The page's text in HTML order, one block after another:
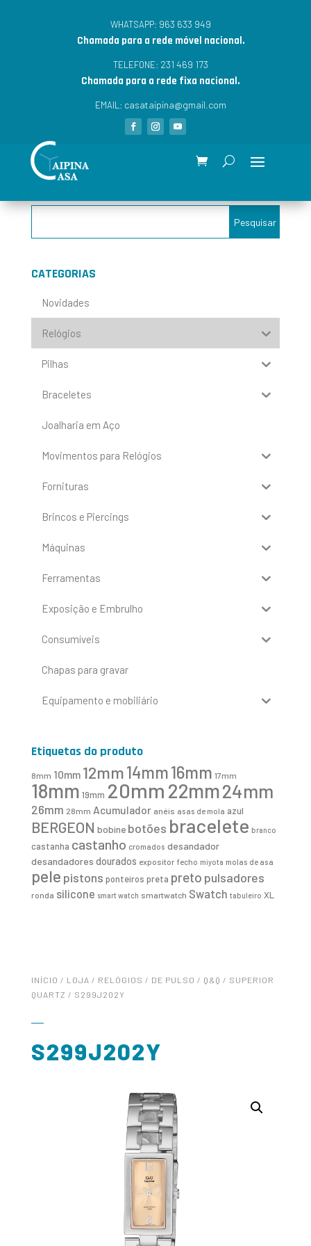
WHATSAPP: 963 633 949
Chamada para a rede móvel nacional.
TELEFONE: 231 469 173
Chamada para a rede fixa nacional.
EMAIL: casataipina@gmail.com
CATEGORIAS
Novidades
Relógios
Pilhas
Braceletes
Joalharia em Aço
Movimentos para Relógios
Fornituras
Brincos e Piercings
Máquinas
Ferramentas
Exposição e Embrulho
Consumíveis
Chapas para gravar
Equipamento e mobiliário
Etiquetas do produto
8mm 10mm 12mm14mm16mm 17mm
18mm 19mm 20mm 22mm24mm
26mm 28mm Acumulador anéis asas de mola azul
BERGEON bobine botões bracelete branco
castanha castanho cromados desandador
desandadores dourados expositor fecho miyota molas de asa
pele pistons ponteiros preta preto pulsadores
ronda silicone smart watch smartwatch Swatch tabuleiro XL
INÍCIO / LOJA / RELÓGIOS / DE PULSO / Q&Q / SUPERIOR
QUARTZ / S299J202Y
S299J202Y